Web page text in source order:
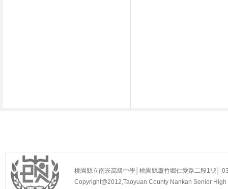
桃園縣立南崁高級中學│桃園縣蘆竹鄉仁愛路二段1號│
Copyright@2012,Taoyuan County Nankan Senior